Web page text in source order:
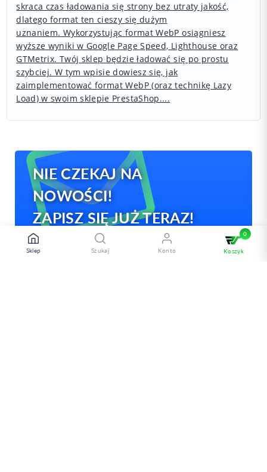
Sklep Szukaj Konto Koszyk
skraca czas ładowania się strony bez utraty jakość,
dlatego format ten cieszy się dużym
uznaniem. Wykorzystując format WebP osiągniesz
wyższe wyniki w Google Page Speed, Lighthouse oraz
GTMetrix. Twój sklep będzie ładować się po prostu
szybciej. W tym wpisie dowiesz się, jak
zaimplementować format WebP (oraz technikę Lazy
Load) w swoim sklepie PrestaShop....
NIE CZEKAJ NA
NOWOŚCI!
ZAPISZ SIĘ JUŻ TERAZ!